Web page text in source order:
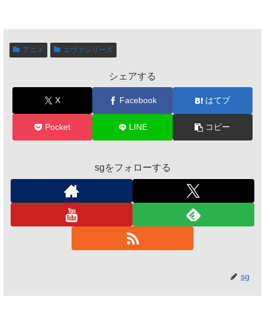
アニメ エヴァシリーズ
シェアする
X Facebook はてブ
Pocket LINE コピー
sgをフォローする
sg